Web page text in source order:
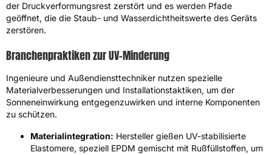
der Druckverformungsrest zerstört und es werden Pfade
geöffnet, die die Staub- und Wasserdichtheitswerte des Geräts
zerstören.
Branchenpraktiken zur UV-Minderung
Ingenieure und Außendiensttechniker nutzen spezielle
Materialverbesserungen und Installationstaktiken, um der
Sonneneinwirkung entgegenzuwirken und interne Komponenten
zu schützen.
Materialintegration: Hersteller gießen UV-stabilisierte
Elastomere, speziell EPDM gemischt mit Rußfüllstoffen, um